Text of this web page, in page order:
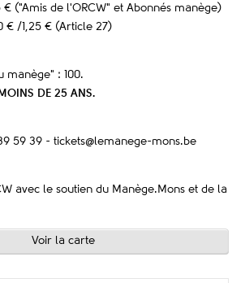
€ ("Amis de l'ORCW" et Abonnés manège)
€ /1,25 € (Article 27)
manège" : 100.
DE 25 ANS.
59 39 - tickets@lemanege-mons.be
avec le soutien du Manège.Mons et de la
Voir la carte